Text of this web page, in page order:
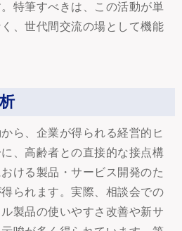
特筆すべきは、この活動が単
、世代間交流の場として機能
ら、企業が得られる経営的ヒ
、高齢者との直接的な接点構
ける製品・サービス開発のた
られます。実際、相談会での
製品の使いやすさ改善や新サ